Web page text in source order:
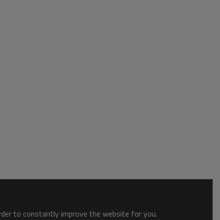
to constantly improve the website for you.